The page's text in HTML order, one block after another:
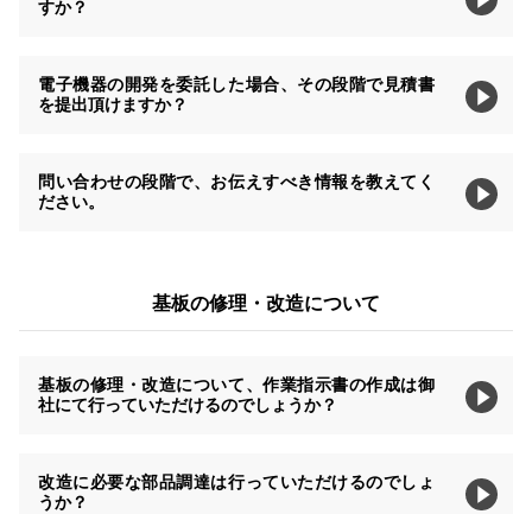
すか？
電子機器の開発を委託した場合、その段階で見積書
を提出頂けますか？
問い合わせの段階で、お伝えすべき情報を教えてく
ださい。
基板の修理・改造について
基板の修理・改造について、作業指示書の作成は御
社にて行っていただけるのでしょうか？
改造に必要な部品調達は行っていただけるのでしょ
うか？